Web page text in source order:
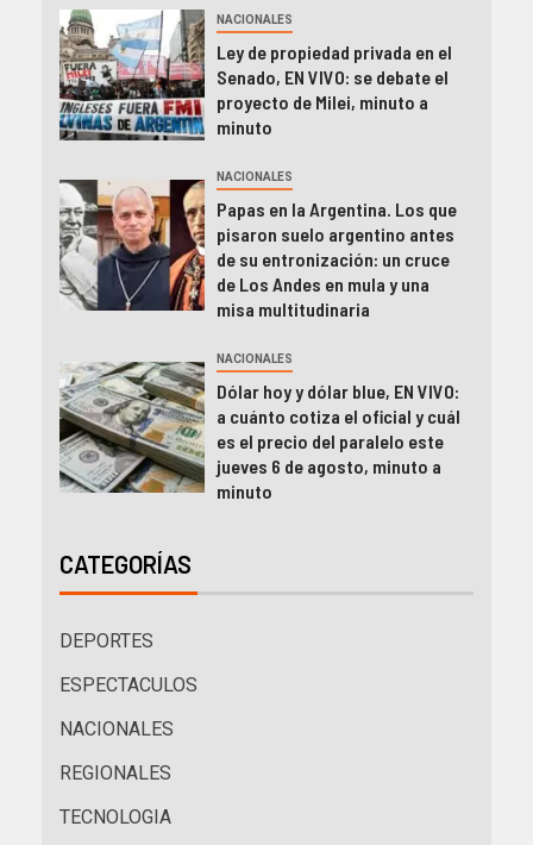
NACIONALES
Ley de propiedad privada en el
Senado, EN VIVO: se debate el
proyecto de Milei, minuto a
minuto
NACIONALES
Papas en la Argentina. Los que
pisaron suelo argentino antes
de su entronización: un cruce
de Los Andes en mula y una
misa multitudinaria
NACIONALES
Dólar hoy y dólar blue, EN VIVO:
a cuánto cotiza el oficial y cuál
es el precio del paralelo este
jueves 6 de agosto, minuto a
minuto
CATEGORÍAS
DEPORTES
ESPECTACULOS
NACIONALES
REGIONALES
TECNOLOGIA